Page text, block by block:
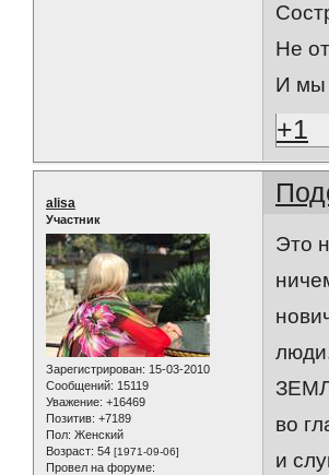
Не
И мы
+1
alisa
Участник
Зарегистрирован: 15-03-2010
Сообщений: 15119
Уважение: +16469
Позитив: +7189
Пол: Женский
Возраст: 54 [1971-09-06]
Провел на форуме:
Это
во
и